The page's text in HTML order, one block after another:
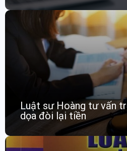
Luật sư Hoàng tư vấn
dọa đòi lại tiền